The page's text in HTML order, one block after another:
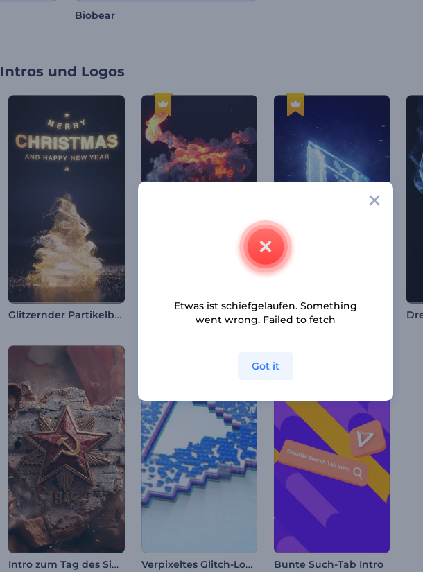
Biobear
Intros und Logos
Glitzernder Partikelbaum Intro Feuerwirbel-Logo-Reveal Vereistes Neon-Logo
Intro zum Tag des Sieges am 9. Mai Verpixeltes Glitch-Logo Reveal Bunte Such-Tab Intro
Etwas ist schiefgelaufen. Something
went wrong. Failed to fetch
Got it